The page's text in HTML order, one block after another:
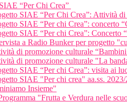
“Per Chi Crea”
SIAE “Per Chi Crea”: Attività
SIAE “Per chi Crea”: concerto
SIAE “Per chi Crea”: Concerto
a Radio Bunker per progetto
di promozione culturale
di promozione culturale "La
SIAE “Per chi Crea”: visita ai
SIAE "Per chi crea" aa.ss.
Insieme"
"Frutta e Verdura nelle